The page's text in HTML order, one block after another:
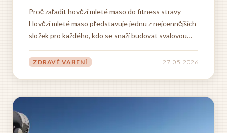
Proč zařadit hovězí mleté maso do fitness stravy
Hovězí mleté maso představuje jednu z nejcennějších
složek pro každého, kdo se snaží budovat svalovou
tuku. Tento typ masa se stal neodmyslitelnou
ZDRAVÉ VAŘENÍ 27. 05. 2026